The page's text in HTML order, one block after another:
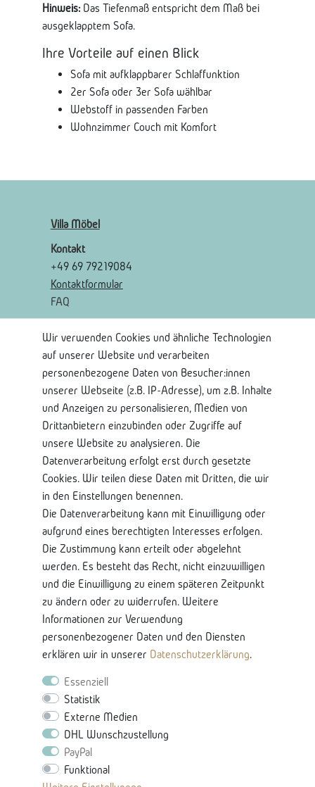
Hinweis:Das Tiefenmaß entspricht dem Maß bei
ausgeklapptem Sofa.
Ihre Vorteile auf einen Blick
Sofa mit aufklappbarer Schlaffunktion
2er Sofa oder 3er Sofa wählbar
Webstoff in passenden Farben
Wohnzimmer Couch mit Komfort
Villa Möbel
Kontakt
+49 69 79219084
Kontaktformular
FAQ
Rechtliches
Widerrufsrecht
Widerrufsformular
Impressum
Shop Service
Kontaktseite
Mein Konto
Über Uns
Lieferung und Retoure
Bankkontodaten
Nützliche Informationen
Glossar-Ratgeberinhalten
Produkteigenschaften & Pflege
Vertrag Widerrufen -
Wir verwenden Cookies und ähnliche Technologien
auf unserer Website und verarbeiten
personenbezogene Daten von Besucher:innen
unserer Webseite (z.B. IP-Adresse), um z.B. Inhalte
und Anzeigen zu personalisieren, Medien von
Drittanbietern einzubinden oder Zugriffe auf
unsere Website zu analysieren. Die
Datenverarbeitung erfolgt erst durch gesetzte
Cookies. Wir teilen diese Daten mit Dritten, die wir
in den Einstellungen benennen.
Die Datenverarbeitung kann mit Einwilligung oder
aufgrund eines berechtigten Interesses erfolgen.
Die Zustimmung kann erteilt oder abgelehnt
werden. Es besteht das Recht, nicht einzuwilligen
und die Einwilligung zu einem späteren Zeitpunkt
zu ändern oder zu widerrufen. Weitere
Informationen zur Verwendung
personenbezogener Daten und den Diensten
erklären wir in unserer Daten­schutz­erklärung.
Essenziell
Statistik
Externe Medien
DHL Wunschzustellung
PayPal
Funktional